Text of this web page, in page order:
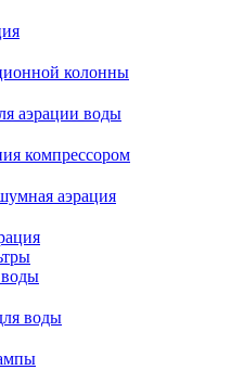
колонны
аэрации воды
компрессором
аэрация
воды